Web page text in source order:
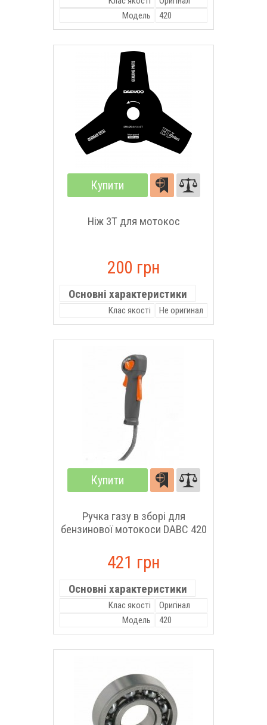
Модель
420
Купити
Ніж 3Т для мотокос
200 грн
Основні характеристики
Клас якості Не оригинал
Купити
Ручка газу в зборі для
бензинової мотокоси DABC 420
421 грн
Основні характеристики
Клас якості
Оригінал
Модель
420